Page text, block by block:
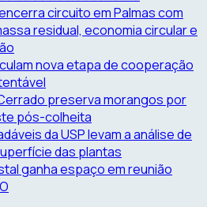
circuito em Palmas com
residual, economia circular e
nova etapa de cooperação
preserva morangos por
pós-colheita
da USP levam a análise de
das plantas
ganha espaço em reunião